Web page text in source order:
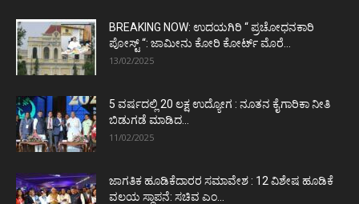
BREAKING NOW: ಉದಯಗಿರಿ “ ಪ್ರಚೋಧನಕಾರಿ
ಪೋಸ್ಟ್‌ “: ಜಾಮೀನು ಕೋರಿ ಕೋರ್ಟ್‌ ಮೊರೆ...
13/02/2025
5 ವರ್ಷದಲ್ಲಿ 20 ಲಕ್ಷ ಉದ್ಯೋಗ : ನೂತನ ಕೈಗಾರಿಕಾ ನೀತಿ
ಬಿಡುಗಡೆ ಮಾಡಿದ...
11/02/2025
ಜಾಗತಿಕ ಹೂಡಿಕೆದಾರರ ಸಮಾವೇಶ : 12 ವಿಶೇಷ ಹೂಡಿಕೆ
ವಲಯ ಸ್ಥಾಪನೆ: ಸಚಿವ ಎಂ...